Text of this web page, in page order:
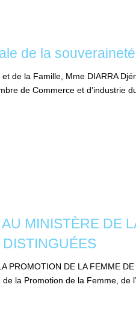
de la
de la Famille, Mme DIARRA
de Commerce et d’industrie
MINISTÈRE DE
PROMOTION DE LA FEMME
la Promotion de la Femme,